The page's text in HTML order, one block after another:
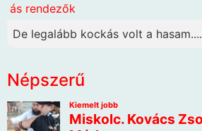
ás rendezők
De legalább kockás volt a hasam....
Népszerű